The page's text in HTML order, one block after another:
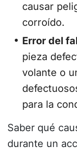
causar
corroído.
Error del
pieza
volante o
para la
Saber qué
durante un